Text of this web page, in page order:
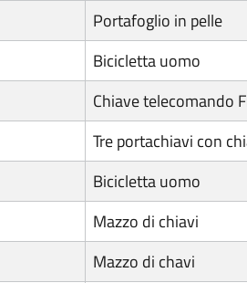
Portafoglio in pelle
Bicicletta uomo
Chiave telecomando
Tre portachiavi con
Bicicletta uomo
Mazzo di chiavi
Mazzo di chavi